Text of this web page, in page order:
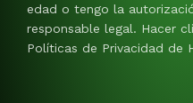
edad o tengo la
responsable legal. Hacer
Políticas de Privacidad de